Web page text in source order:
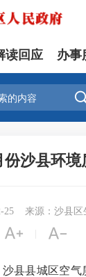
读回应 办事

份沙县环
25 来源：沙县区
 
县城区空气